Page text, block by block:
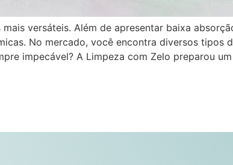
versáteis. Além de apresentar baixa
No mercado, você encontra diversos tipos
impecável? A Limpeza com Zelo preparou